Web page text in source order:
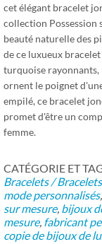
cet élégant bracelet
collection Possession
beauté naturelle des
de ce luxueux
turquoise rayonnants,
ornent le poignet
empilé, ce bracelet
promet d'être un
femme.
CATÉGORIE ET
Bracelets / Bracelets
mode personnalisés,
sur mesure, bijoux
mesure, fabricant
copie de bijoux de